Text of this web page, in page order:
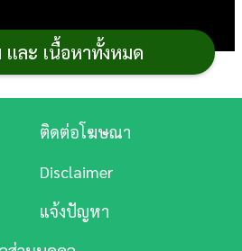
แล้ว ใครชอบเข้าครัวคงอยากทำ
ละ เนื้อหาทั้งหมด
ติดต่อโฆษณา
Disclaimer
แจ้งปัญหา